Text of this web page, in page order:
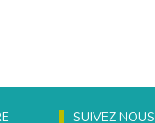
SUIVEZ NOUS